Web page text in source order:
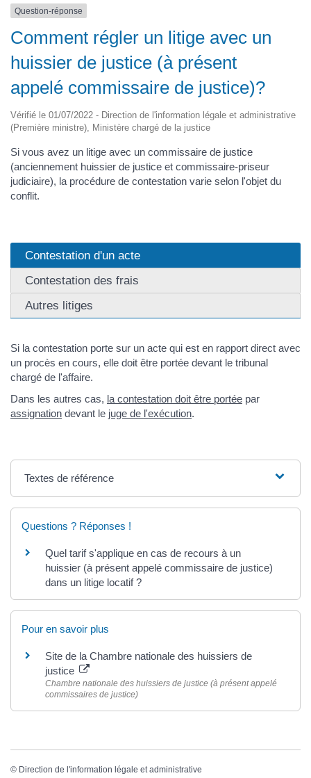
Question-réponse
Comment régler un litige avec un
huissier de justice (à présent
appelé commissaire de justice)?
Vérifié le 01/07/2022 - Direction de l'information légale et administrative
(Première ministre), Ministère chargé de la justice
Si vous avez un litige avec un commissaire de justice
(anciennement huissier de justice et commissaire-priseur
judiciaire), la procédure de contestation varie selon l'objet du
conflit.
Contestation d'un acte
Contestation des frais
Autres litiges
Si la contestation porte sur un acte qui est en rapport direct avec
un procès en cours, elle doit être portée devant le tribunal
chargé de l'affaire.
Dans les autres cas, la contestation doit être portée par
assignation devant le juge de l'exécution.
Textes de référence
Questions ? Réponses !
Quel tarif s'applique en cas de recours à un
huissier (à présent appelé commissaire de justice)
dans un litige locatif ?
Pour en savoir plus
Site de la Chambre nationale des huissiers de
justice
Chambre nationale des huissiers de justice (à présent appelé
commissaires de justice)
© Direction de l'information légale et administrative